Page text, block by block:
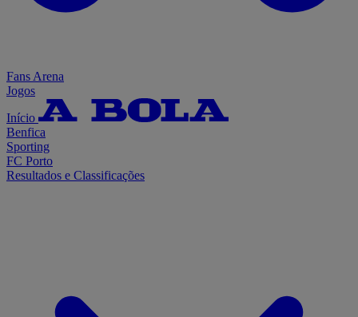
Fans Arena
Jogos
Início
Benfica
Sporting
FC Porto
Resultados e Classificações